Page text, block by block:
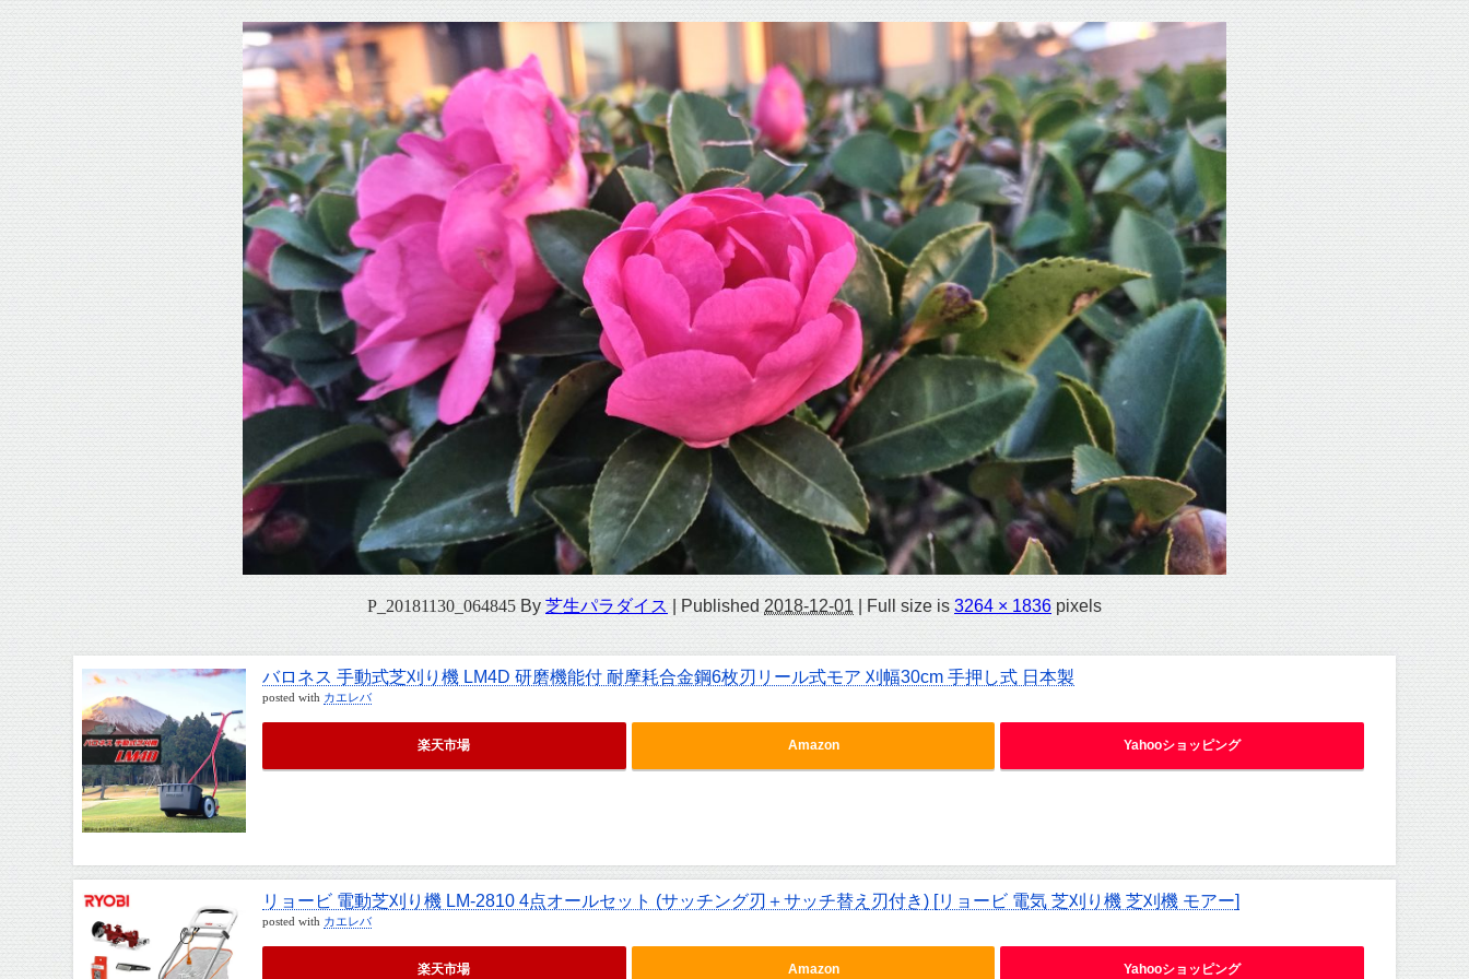
P_20181130_064845 By 芝生パラダイス Published 2018-12-01 Full size is 3264 × 1836 pixels
バロネス 手動式芝刈り機 LM4D 研磨機能付 耐摩耗合金鋼6枚刃リール式モア 刈幅30cm 手押し式 日本製
posted with カエレバ
楽天市場 Amazon Yahooショッピング
リョービ 電動芝刈り機 LM-2810 4点オールセット (サッチング刃＋サッチ替え刃付き) [リョービ 電気 芝刈り機 芝刈機 モアー]
posted with カエレバ
楽天市場 Amazon Yahooショッピング